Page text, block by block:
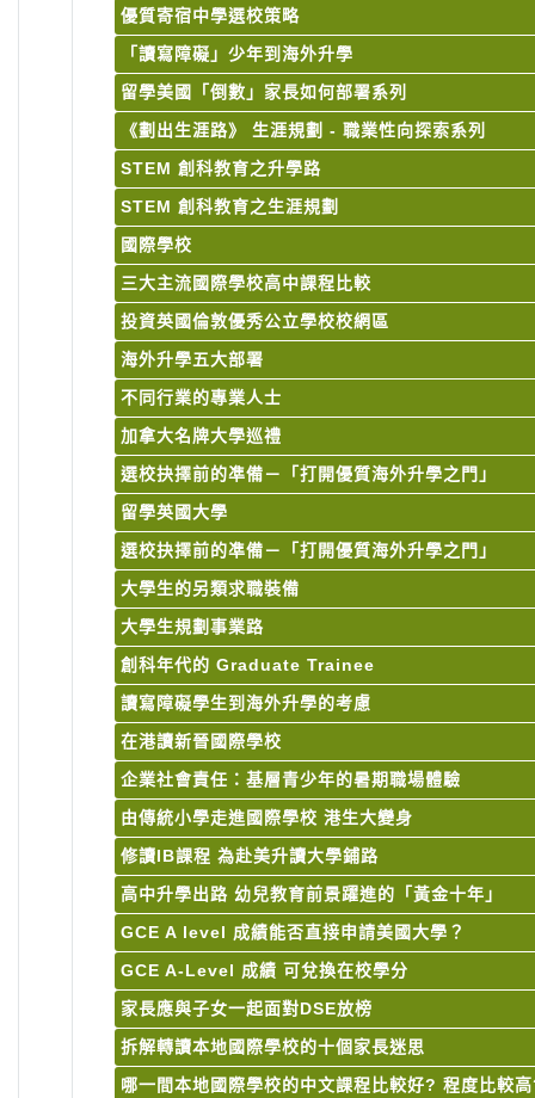
優質寄宿中學選校策略
「讀寫障礙」少年到海外升學
留學美國「倒數」家長如何部署系列
《劃出生涯路》 生涯規劃 - 職業性向探索系列
STEM 創科教育之升學路
STEM 創科教育之生涯規劃
國際學校
三大主流國際學校高中課程比較
投資英國倫敦優秀公立學校校網區
海外升學五大部署
不同行業的專業人士
加拿大名牌大學巡禮
選校抉擇前的凖備－「打開優質海外升學之門」
留學英國大學
選校抉擇前的凖備－「打開優質海外升學之門」
大學生的另類求職裝備
大學生規劃事業路
創科年代的 Graduate Trainee
讀寫障礙學生到海外升學的考慮
在港讀新晉國際學校
企業社會責任：基層青少年的暑期職場體驗
由傳統小學走進國際學校 港生大變身
修讀IB課程 為赴美升讀大學鋪路
高中升學出路 幼兒教育前景躍進的「黃金十年」
GCE A level 成績能否直接申請美國大學？
GCE A-Level 成績 可兌換在校學分
家長應與子女一起面對DSE放榜
拆解轉讀本地國際學校的十個家長迷思
哪一間本地國際學校的中文課程比較好? 程度比較